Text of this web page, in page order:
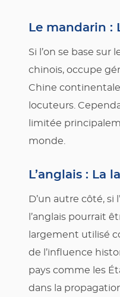
Le mandarin :
Si l’on se base
chinois, occupe
Chine
locuteurs.
limitée
monde.
L’anglais : La
D’un autre côté,
l’anglais pourrait
largement utilisé
de l’influence
pays comme les
dans la